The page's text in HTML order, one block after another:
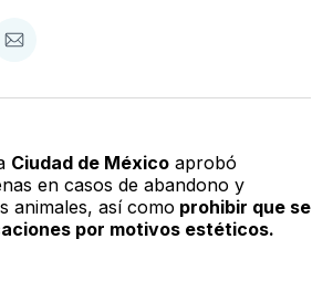
Compartir
Email
Ciudad de México aprobó
en casos de abandono y
animales, así como prohibir que se
por motivos estéticos.